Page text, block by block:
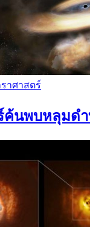
าศาสตร์
ค้นพบหลุมด